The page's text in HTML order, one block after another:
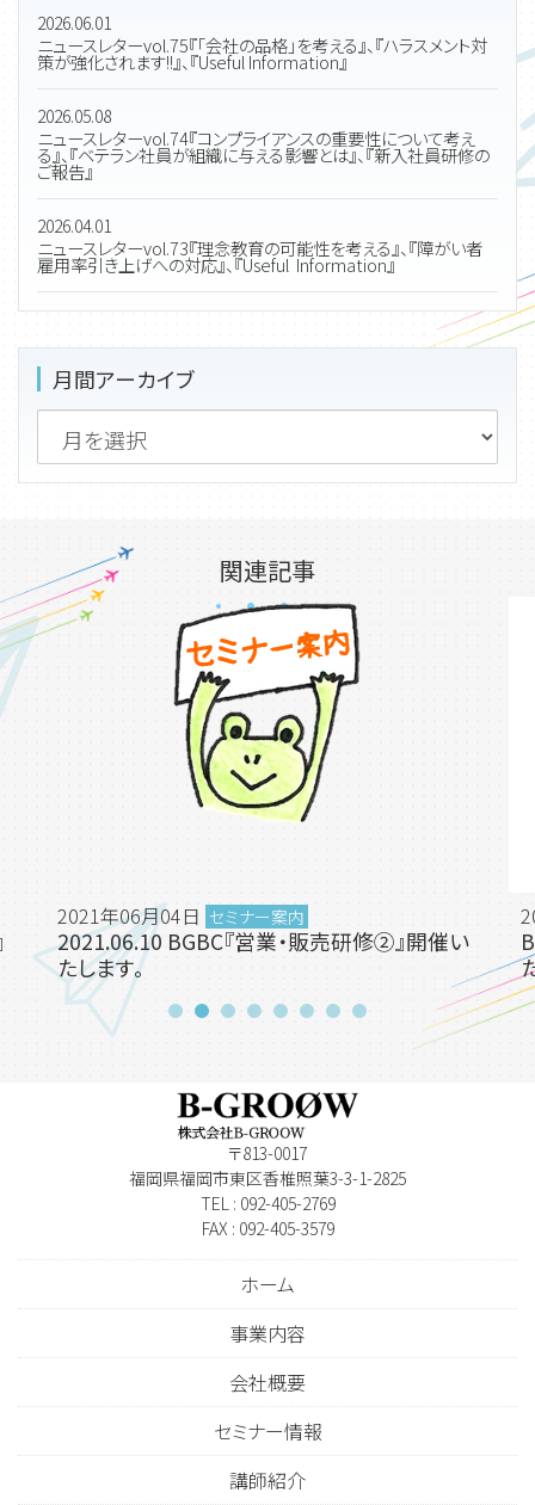
2026.06.01
ニュースレターvol.75『「会社の品格」を考える』、『ハラスメント対
策が強化されます!!』、『Useful Information』
2026.05.08
ニュースレターvol.74『コンプライアンスの重要性について考え
る』、『ベテラン社員が組織に与える影響とは』、『新入社員研修の
ご報告』
2026.04.01
ニュースレターvol.73『理念教育の可能性を考える』、『障がい者
雇用率引き上げへの対応』、『Useful Information』
月間アーカイブ
関連記事
2021年06月04日 セミナー案内
2021.06.10 BGBC『営業・販売研修②』開催い
たします。
〒813-0017
福岡県福岡市東区香椎照葉3-3-1-2825
TEL : 092-405-2769
FAX : 092-405-3579
ホーム
事業内容
会社概要
セミナー情報
講師紹介